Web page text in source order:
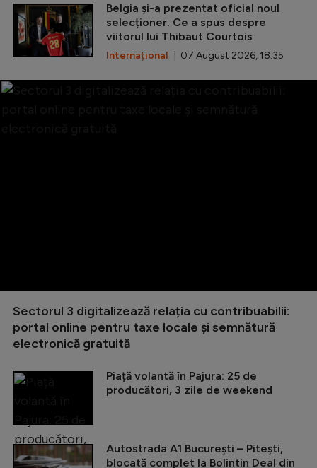
Belgia și-a prezentat oficial noul
selecționer. Ce a spus despre
viitorul lui Thibaut Courtois
Internațional | 07 August 2026, 18:35
Sectorul 3 digitalizează relația cu contribuabilii:
portal online pentru taxe locale și semnătură
electronică gratuită
Piață volantă în Pajura: 25 de
producători, 3 zile de weekend
Autostrada A1 București – Pitești,
blocată complet la Bolintin Deal din